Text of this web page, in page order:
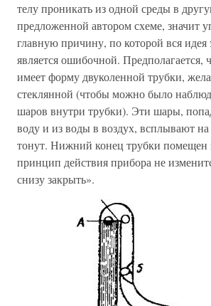
телу проникать из одной среды в
предложенной автором схеме, значит
главную причину, по которой вся идея
является ошибочной. Предполагается,
имеет форму двуколенной трубки,
стеклянной (чтобы можно было
шаров внутри трубки). Эти шары,
воду и из воды в воздух, всплывают
тонут. Нижний конец трубки помещен
принцип действия прибора не
снизу закрыть».